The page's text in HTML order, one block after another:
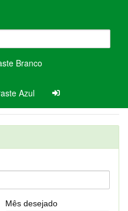
Branco
Azul
Mês desejado